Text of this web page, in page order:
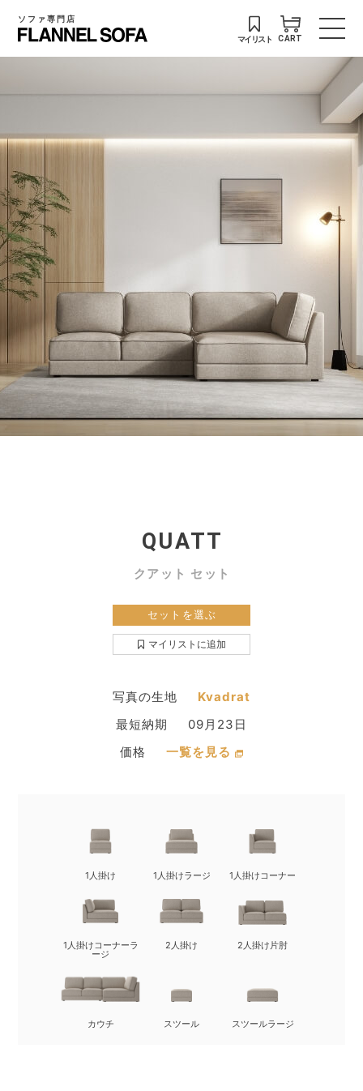
Q T T
ソファ専門店
マイリスト CART
QUATT
クアット セット
セットを選ぶ
マイリストに追加
写真の生地
Kvadrat
最短納期
09月23日
価格
一覧を見る
1人掛け 1人掛けラージ 1人掛けコーナー
1人掛けコーナーラ
ージ
2人掛け 2人掛け片肘
カウチ スツール スツールラージ